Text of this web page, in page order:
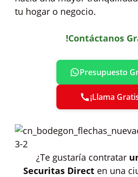
tu hogar o negocio.
!Contáctanos
Presupuesto
¡Llama
¿Te gustaría contratar
Securitas Directen una